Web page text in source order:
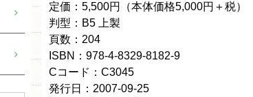
定価：5,500円（本体価格5,000円＋税）
判型：B5 上製
頁数：204
ISBN：978-4-8329-8182-9
Cコード：C3045
発行日：2007-09-25